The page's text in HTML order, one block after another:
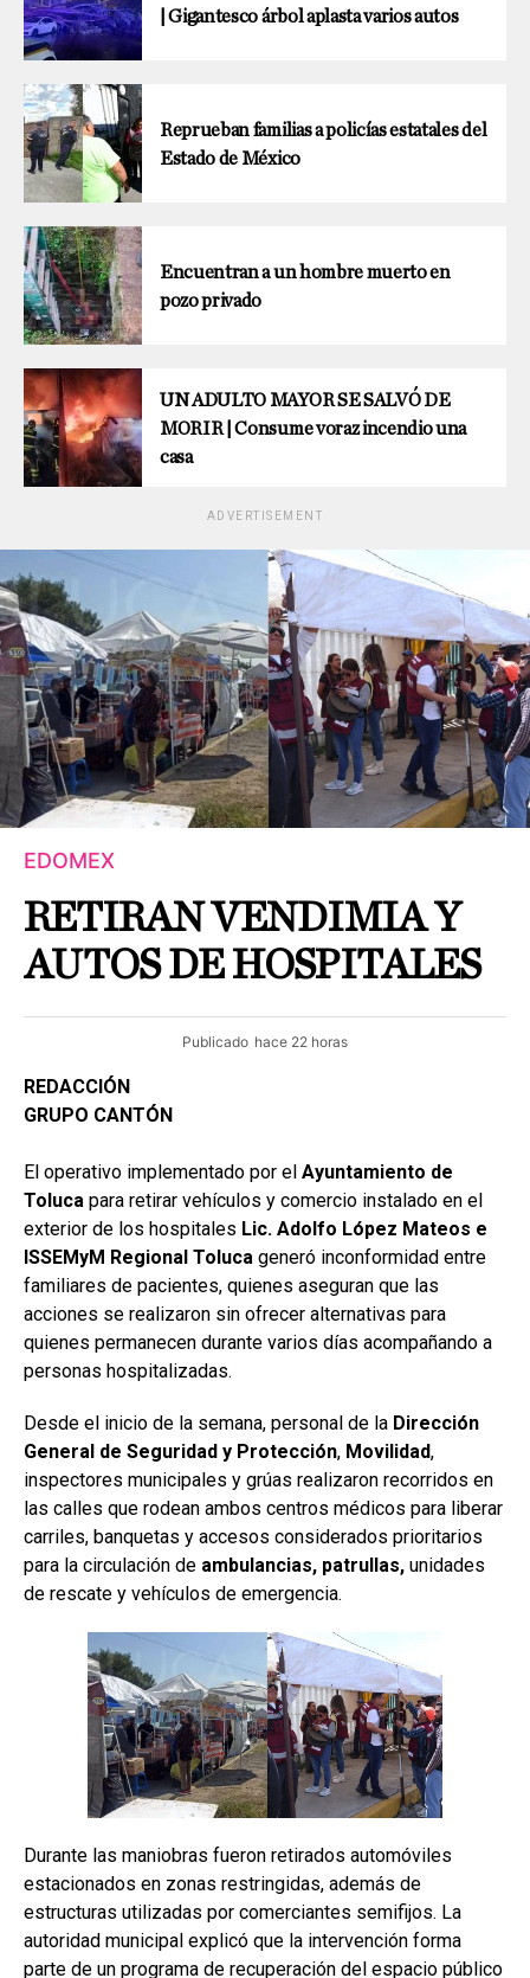
| Gigantesco árbol aplasta varios autos
Reprueban familias a policías estatales del
Estado de México
Encuentran a un hombre muerto en
pozo privado
UN ADULTO MAYOR SE SALVÓ DE
MORIR | Consume voraz incendio una
casa
ADVERTISEMENT
EDOMEX
RETIRAN VENDIMIA Y
AUTOS DE HOSPITALES
Publicado hace 22 horas
REDACCIÓN
GRUPO CANTÓN
El operativo implementado por el Ayuntamiento de
Toluca para retirar vehículos y comercio instalado en el
exterior de los hospitales Lic. Adolfo López Mateos e
ISSEMyM Regional Toluca generó inconformidad entre
familiares de pacientes, quienes aseguran que las
acciones se realizaron sin ofrecer alternativas para
quienes permanecen durante varios días acompañando a
personas hospitalizadas.
Desde el inicio de la semana, personal de la Dirección
General de Seguridad y Protección, Movilidad,
inspectores municipales y grúas realizaron recorridos en
las calles que rodean ambos centros médicos para liberar
carriles, banquetas y accesos considerados prioritarios
para la circulación de ambulancias, patrullas, unidades
de rescate y vehículos de emergencia.
Durante las maniobras fueron retirados automóviles
estacionados en zonas restringidas, además de
estructuras utilizadas por comerciantes semifijos. La
autoridad municipal explicó que la intervención forma
parte de un programa de recuperación del espacio público